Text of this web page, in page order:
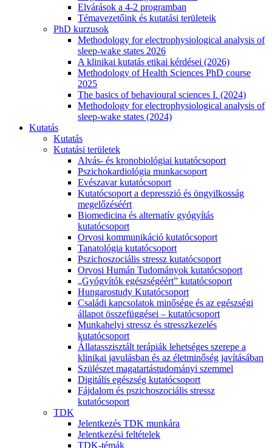
Elvárások a 4-2 programban
Témavezetőink és kutatási területeik
PhD kurzusok
Methodology for electrophysiological analysis of
sleep-wake states 2026
A klinikai kutatás etikai kérdései (2026)
Methodology of Health Sciences PhD course
2025
The basics of behavioural sciences I. (2024)
Methodology for electrophysiological analysis of
sleep-wake states (2024)
Kutatás
Kutatás
Kutatási területek
Alvás- és kronobiológiai kutatócsoport
Pszichokardiológia munkacsoport
Evészavar kutatócsoport
Kutatócsoport a depresszió és öngyilkosság
megelőzéséért
Biomedicina és alternatív gyógyítás
kutatócsoport
Orvosi kommunikáció kutatócsoport
Tanatológia kutatócsoport
Pszichoszociális stressz kutatócsoport
Orvosi Humán Tudományok kutatócsoport
„Gyógyítók egészségéért” kutatócsoport
Hungarostudy Kutatócsoport
Családi kapcsolatok minősége és az egészségi
állapot összefüggései – kutatócsoport
Munkahelyi stressz és stresszkezelés
kutatócsoport
Állatasszisztált terápiák lehetséges szerepe a
klinikai javulásban és az életminőség javításában
Szülészet magatartástudományi szemmel
Digitális egészség kutatócsoport
Fájdalom és pszichoszociális stressz
kutatócsoport
TDK
Jelentkezés TDK munkára
Jelentkezési feltételek
TDK-témák